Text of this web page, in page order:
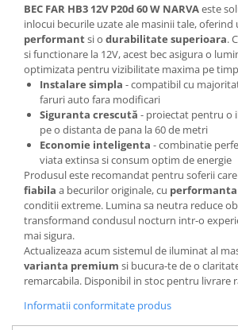
Antigel
Spray Curatare Frane
Produse Intretinere si Detailing
Lubrifianti si Spray-uri de Curatare
Curatare si Detailing Interior
Vopsitorie, Chituri si Adezivi
Curatare si Detailing Exterior
Articole Auto Sezoniere
Produse de Iarna
Cabluri Pornire
Produse de Vara
Blog
BEC FAR HB3 12V P20d 60 W NARVAeste
inlocui becurile uzate ale masinii tale, oferind
performantsi o durabilitate superioara.
si functionare la 12V, acest bec asigura o
optimizata pentru vizibilitate maxima pe
Instalare simpla - compatibil cu
faruri auto fara modificari
Siguranta crescută - proiectat pentru o
pe o distanta de pana la 60 de metri
Economie inteligenta - combinatie
viata extinsa si consum optim de energie
Produsul este recomandat pentru soferii
fiabila a becurilor originale, cu
conditii extreme. Lumina sa neutra reduce
transformand condusul nocturn intr-o
mai sigura.
Actualizeaza acum sistemul de iluminat al
varianta premium si bucura-te de o
remarcabila. Disponibil in stoc pentru livrare
Informatii conformitate produs